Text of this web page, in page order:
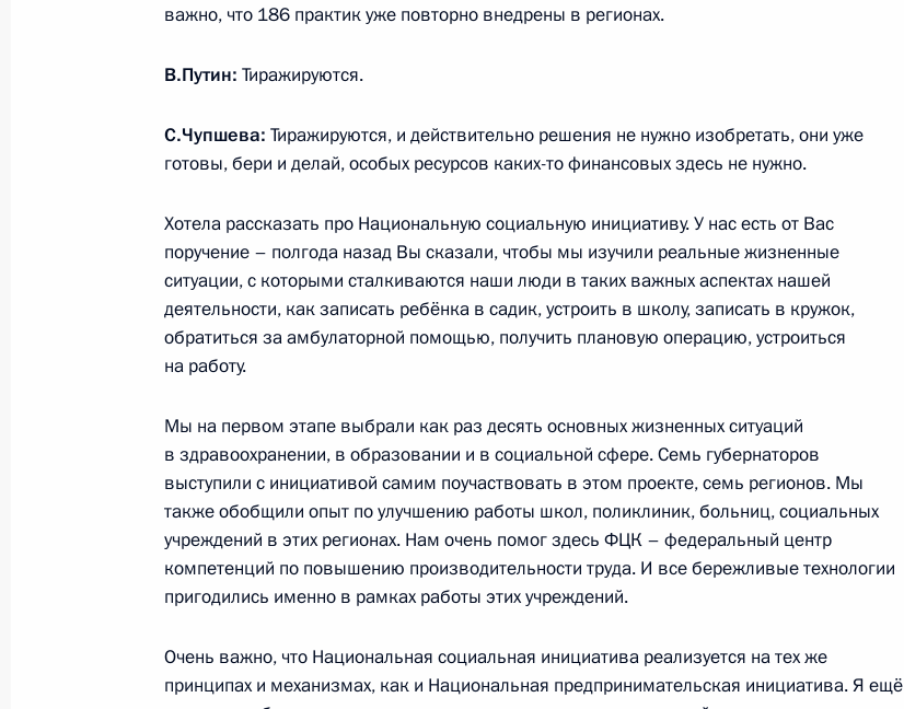
В статью 10 закона о дополнительных мерах господдержки
22 декабря 2020 года, 12:45
Подписан закон, сохраняющий в 2021–2023 годах действующие
тарифы страховых взносов на обязательное социальное
страхование от несчастных случаев на производстве
и профессиональных заболеваний
22 декабря 2020 года, 10:40
Отечественной войны лиц, награждённых знаком «Житель
осаждённого Севастополя»
22 декабря 2020 года, 10:00
важно, что 186 практик уже повторно внедрены в регионах.
В.Путин: Тиражируются.
С.Чупшева: Тиражируются, и действительно решения не нужно изобретать, они уже
готовы, бери и делай, особых ресурсов каких-то финансовых здесь не нужно.
Хотела рассказать про Национальную социальную инициативу. У нас есть от Вас
поручение – полгода назад Вы сказали, чтобы мы изучили реальные жизненные
ситуации, с которыми сталкиваются наши люди в таких важных аспектах нашей
деятельности, как записать ребёнка в садик, устроить в школу, записать в кружок,
обратиться за амбулаторной помощью, получить плановую операцию, устроиться
на работу.
Мы на первом этапе выбрали как раз десять основных жизненных ситуаций
в здравоохранении, в образовании и в социальной сфере. Семь губернаторов
выступили с инициативой самим поучаствовать в этом проекте, семь регионов. Мы
также обобщили опыт по улучшению работы школ, поликлиник, больниц, социальных
учреждений в этих регионах. Нам очень помог здесь ФЦК – федеральный центр
компетенций по повышению производительности труда. И все бережливые технологии
пригодились именно в рамках работы этих учреждений.
Очень важно, что Национальная социальная инициатива реализуется на тех же
принципах и механизмах, как и Национальная предпринимательская инициатива. Я ещё